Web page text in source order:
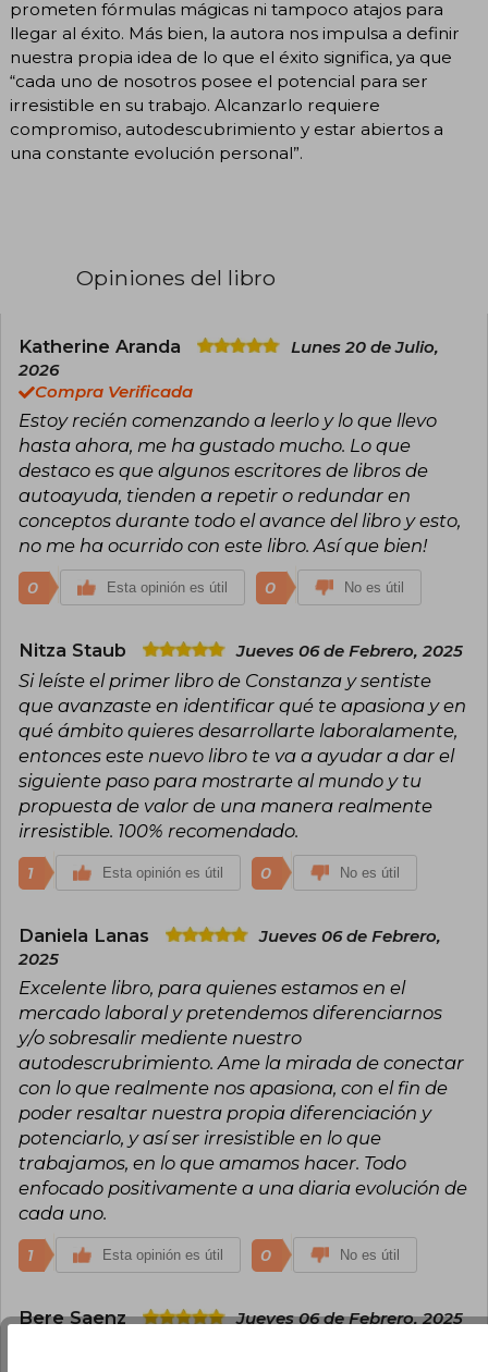
prometen fórmulas mágicas ni tampoco atajos para
llegar al éxito. Más bien, la autora nos impulsa a definir
nuestra propia idea de lo que el éxito significa, ya que
“cada uno de nosotros posee el potencial para ser
irresistible en su trabajo. Alcanzarlo requiere
compromiso, autodescubrimiento y estar abiertos a
una constante evolución personal”.
Opiniones del libro
Katherine Aranda
Lunes 20 de Julio,
2026
Compra Verificada
Estoy recién comenzando a leerlo y lo que llevo
hasta ahora, me ha gustado mucho. Lo que
destaco es que algunos escritores de libros de
autoayuda, tienden a repetir o redundar en
conceptos durante todo el avance del libro y esto,
no me ha ocurrido con este libro. Así que bien!
0 Esta opinión es útil 0 No es útil
Nitza Staub Jueves 06 de Febrero, 2025
Si leíste el primer libro de Constanza y sentiste
que avanzaste en identificar qué te apasiona y en
qué ámbito quieres desarrollarte laboralamente,
entonces este nuevo libro te va a ayudar a dar el
siguiente paso para mostrarte al mundo y tu
propuesta de valor de una manera realmente
irresistible. 100% recomendado.
1 Esta opinión es útil 0 No es útil
Daniela Lanas
Jueves 06 de Febrero,
2025
Excelente libro, para quienes estamos en el
mercado laboral y pretendemos diferenciarnos
y/o sobresalir mediente nuestro
autodescrubrimiento. Ame la mirada de conectar
con lo que realmente nos apasiona, con el fin de
poder resaltar nuestra propia diferenciación y
potenciarlo, y así ser irresistible en lo que
trabajamos, en lo que amamos hacer. Todo
enfocado positivamente a una diaria evolución de
cada uno.
1 Esta opinión es útil 0 No es útil
Bere Saenz Jueves 06 de Febrero, 2025